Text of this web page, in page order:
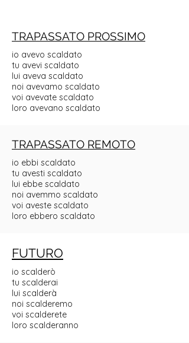
TRAPASSATO PROSSIMO
io avevo scaldato
tu avevi scaldato
lui aveva scaldato
noi avevamo scaldato
voi avevate scaldato
loro avevano scaldato
TRAPASSATO REMOTO
io ebbi scaldato
tu avesti scaldato
lui ebbe scaldato
noi avemmo scaldato
voi aveste scaldato
loro ebbero scaldato
FUTURO
io scalderò
tu scalderai
lui scalderà
noi scalderemo
voi scalderete
loro scalderanno